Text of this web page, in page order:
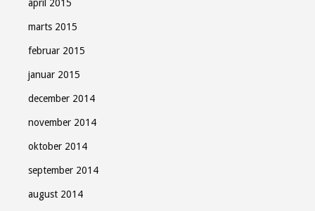
april 2015
marts 2015
februar 2015
januar 2015
december 2014
november 2014
oktober 2014
september 2014
august 2014